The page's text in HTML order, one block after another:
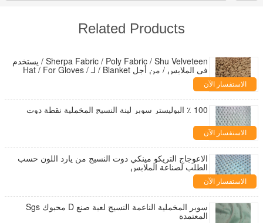
Related Products
Sherpa Fabric / Poly Fabric / Shu Velveteen / يستخدم
في الملابس / من أجل Blanket / لـ Hat / For Gloves /
For Scarfالاستفسار الآن
100 ٪ البوليستر سوبر لينة النسيج المخملية نقطة دوت
الاستفسار الآن
الاعوجاج التريكو مينكي دوت النسيج من يارد اللون حسب
الطلب لصناعة الملابس
الاستفسار الآن
سوبر المخملية الناعمة النسيج لعبة صنع D محبوك Sgs
المعتمدة